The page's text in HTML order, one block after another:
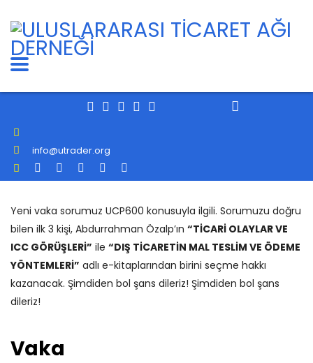
info@utrader.org
Yeni vaka sorumuz UCP600 konusuyla ilgili. Sorumuzu doğru
bilen ilk 3 kişi, Abdurrahman Özalp’ın “TİCARİ OLAYLAR VE
ICC GÖRÜŞLERİ” ile “DIŞ TİCARETİN MAL TESLİM VE ÖDEME
YÖNTEMLERİ” adlı e-kitaplarından birini seçme hakkı
kazanacak. Şimdiden bol şans dileriz! Şimdiden bol şans
dileriz!
Vaka